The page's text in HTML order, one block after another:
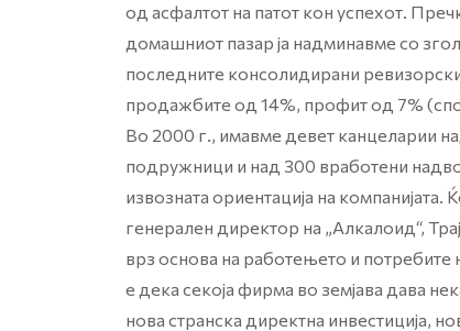
од асфалтот на патот кон успехот.
домашниот пазар ја надминавме со
последните консолидирани
продажбите од 14%, профит од 7%
Во 2000 г., имавме девет канцеларии
подружници и над 300 вработени
извозната ориентација на
генерален директор на „Алкалоид“,
врз основа на работењето и
е дека секоја фирма во земјава дава
нова странска директна инвестиција,